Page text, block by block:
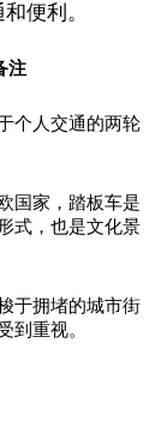
便利。
注
个人交通的两轮
国家，踏板车是
式，也是文化景
于拥堵的城市街
到重视。